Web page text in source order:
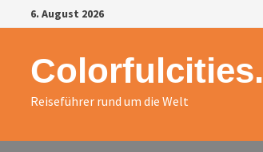
Zurück
zum
6. August 2026
Reiseführer rund um die Welt